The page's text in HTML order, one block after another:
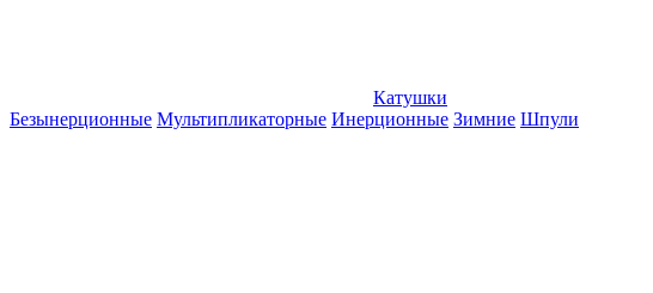
Катушки
Безынерционные Мультипликаторные Инерционные Зимние Шпули